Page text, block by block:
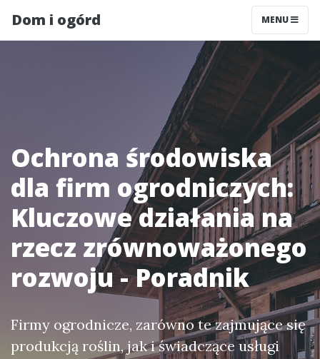
Dom i ogórd MENU
Ochrona środowiska
dla firm ogrodniczych:
Kluczowe działania na
rzecz zrównoważonego
rozwoju - Poradnik
Firmy ogrodnicze, zarówno te zajmujące się
produkcją roślin, jak i świadczące usługi